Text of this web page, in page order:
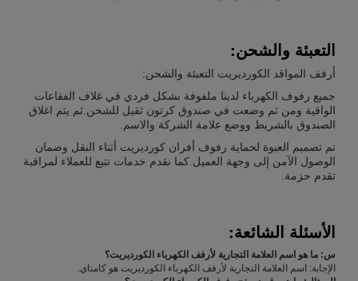
التعبئة والشحن:
أرفف المواقد الكورديريت التعبئة والشحن:
جميع رفوف الكهرباء لدينا ملفوفة بشكل فردي في غلاف الفقاعات
الواقية ومن ثم وضعت في صندوق كرتون ثقيل للشحن.ثم يتم اغلاق
الصندوق بالشريط ووضع علامة الشركة والاسم.
تم تصميم العبوة لحماية رفوف أفران كورديريت أثناء النقل وضمان
الوصول الآمن إلى وجهة العميل.كما نقدم خدمات تتبع للعملاء لمراقبة
تقدم حزمة.
الأسئلة الشائعة:
س: ما هو اسم العلامة التجارية لأرفف الكهرباء الكورديريت؟
الإجابة: اسم العلامة التجارية لأرفف الكهرباء الكورديريت هو كامتاي.